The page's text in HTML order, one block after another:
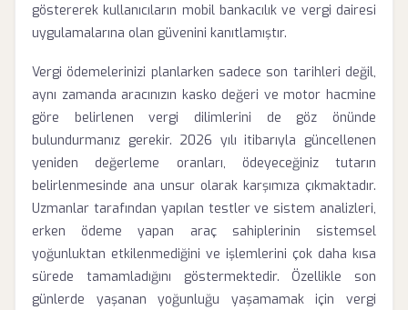
göstererek kullanıcıların mobil bankacılık ve vergi dairesi
uygulamalarına olan güvenini kanıtlamıştır.
Vergi ödemelerinizi planlarken sadece son tarihleri değil,
aynı zamanda aracınızın kasko değeri ve motor hacmine
göre belirlenen vergi dilimlerini de göz önünde
bulundurmanız gerekir. 2026 yılı itibarıyla güncellenen
yeniden değerleme oranları, ödeyeceğiniz tutarın
belirlenmesinde ana unsur olarak karşımıza çıkmaktadır.
Uzmanlar tarafından yapılan testler ve sistem analizleri,
erken ödeme yapan araç sahiplerinin sistemsel
yoğunluktan etkilenmediğini ve işlemlerini çok daha kısa
sürede tamamladığını göstermektedir. Özellikle son
günlerde yaşanan yoğunluğu yaşamamak için vergi